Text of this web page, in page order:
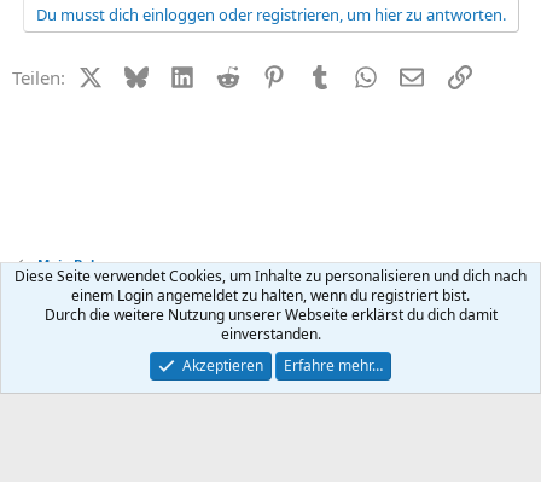
Du musst dich einloggen oder registrieren, um hier zu antworten.
Teilen: X (Twitter)
BlueskyLinkedIn
Reddit PinterestTumblr WhatsApp
E-MailLink
Mein Baby
Kontakt Nutzungsbedingungen Datenschutz Hilfe
R
Community platform by XenForo ® © 2010-2026 XenForo Ltd.
Diese Seite verwendet Cookies, um Inhalte zu personalisieren und dich nach
einem Login angemeldet zu halten, wenn du registriert bist.
Durch die weitere Nutzung unserer Webseite erklärst du dich damit
einverstanden.
Akzeptieren
Erfahre mehr…